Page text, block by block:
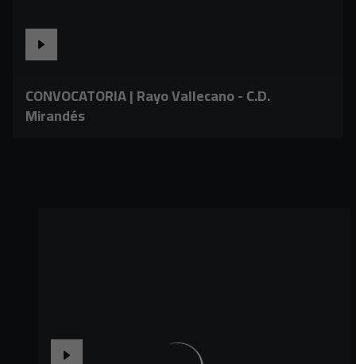
CONVOCATORIA | Rayo Vallecano - C.D.
Mirandés